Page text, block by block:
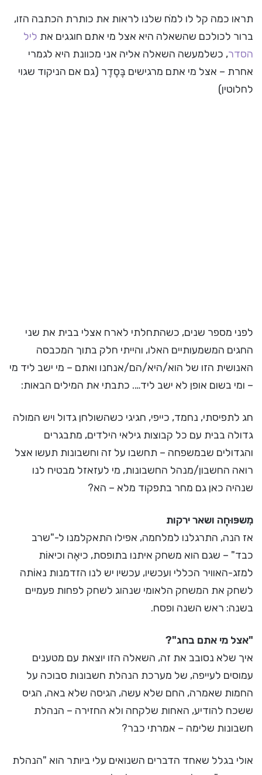
תראו כמה קל לו למֹח שלנו לראות את כותרת הכתבה הזו,
ברור לכולכם שהשאלה היא אצל מי אתם חוגגים את ליל
הסדר, כשלמעשה השאלה אליה אני מכוונת היא לגמרי
אחרת – אצל מי אתם מרגישים בֶּסֶדֶר (גם אם הניקוד שגוי
לחלוטין)
לפני מספר שנים, כשהתחלתי לארח אצלי בבית את שני
החגים המשמעותיים האלו, והייתי חלק בתוך המכבסה
האנושית הזו של הוא/היא/הם/אנחנו ואתם – מי ישב ליד מי
– ומי בשום אופן לא ישב ליד…. כתבתי את המילים הבאות:
חג לתפיסתי, נחמד, כייפי, חגיגי כשהשולחן גדול ויש המולה
גדולה בבית עם כל קבוצות גילאי הילדים, מתבגרים
והגדולים שבמשפחה – תחשבו על זה וחשבונות תעשו אצל
רואה החשבון/מנהל החשבונות, מי לעזאזל מבטיח לנו
שנהיה כאן גם מחר בתפקוד מלא – הא?
מִשפּוּחֶה ושאר ירקות
אז הנה, התרגלנו למלחמה, אפילו התאקלמנו ל-"שרב
כבד" – שגם הוא משחק איתנו בתופסת, כיאֶה וכיאוֹת
למזג-האוויר הכללי ועכשיו, עכשיו יש לנו הזדמנות נאוֹתה
לשחק את המשחק הלאומי שנהוג לשחק לפחות פעמיים
בשנה: ראש השנה ופסח.
"אצל מי אתם בחג"?
איך שלא נסובב את זה, השאלה הזו יוצאת עם מטענים
עמוסים לעייפה, של מערכת הנהלת חשבונות סבוכה על
החמות שאמרה, החם שלא עשה, הגיסה שלא באה, הגיס
ששכח להודיע, האחות שלקחה ולא החזירה – הנהלת
חשבונות שלימה – אמרתי כבר?
אולי בגלל שאחד הדברים השנואים עלי ביותר הוא "הנהלת